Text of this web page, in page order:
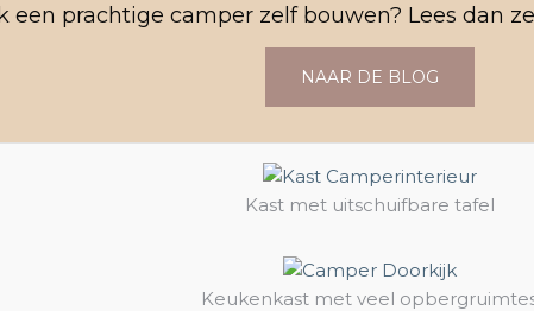
een prachtige camper zelf bouwen? Lees dan
NAAR DE BLOG
Kast met uitschuifbare tafel
Keukenkast met veel